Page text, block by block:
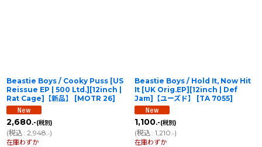
Beastie Boys / Cooky Puss [US
Reissue EP | 500 Ltd.][12inch |
Rat Cage]【新品】
[MOTR 26]
2,680.-(税別)
(税込: 2,948.-)
在庫わずか
Beastie Boys / Hold It, Now Hit
It [UK Orig.EP][12inch | Def
Jam]【ユーズド】
[TA 7055]
1,100.-(税別)
(税込: 1,210.-)
在庫わずか